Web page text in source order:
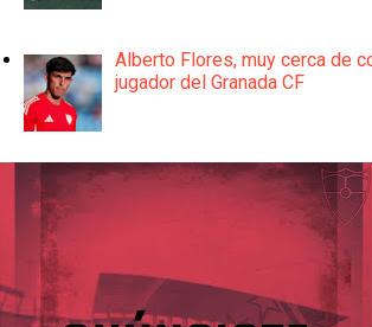
Alberto Flores, muy cerca de
jugador del Granada CF